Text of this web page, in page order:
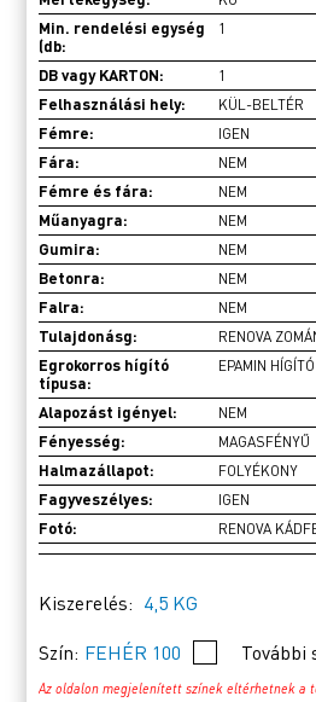
Min. rendelési egység
(db:
1
DB vagy KARTON: 1
Felhasználási hely: KÜL-BELTÉR
Fémre: IGEN
Fára: NEM
Fémre és fára: NEM
Műanyagra: NEM
Gumira: NEM
Betonra: NEM
Falra: NEM
Tulajdonásg: RENOVA
Egrokorros hígító
típusa:
EPAMIN
Alapozást igényel: NEM
Fényesség: MAGASFÉNYŰ
Halmazállapot: FOLYÉKONY
Fagyveszélyes: IGEN
Fotó: RENOVA
Kiszerelés: 4,5 KG
Szín: FEHÉR 100 További
Az oldalon megjelenített színek eltérhetnek a